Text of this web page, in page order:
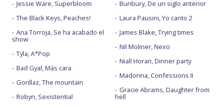
Jessie Ware, Superbloom
The Black Keys, Peaches!
Ana Torroja, Se ha acabado el
show
Tyla, A*Pop
Bad Gyal, Más cara
Gorillaz, The mountain
Robyn, Sexistential
Bunbury, De un siglo anterior
Laura Pausini, Yo canto 2
James Blake, Trying times
Nil Moliner, Nexo
Niall Horan, Dinner party
Madonna, Confessions II
Gracie Abrams, Daughter from
hell